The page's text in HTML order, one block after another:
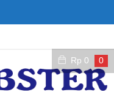
Rp 0 0